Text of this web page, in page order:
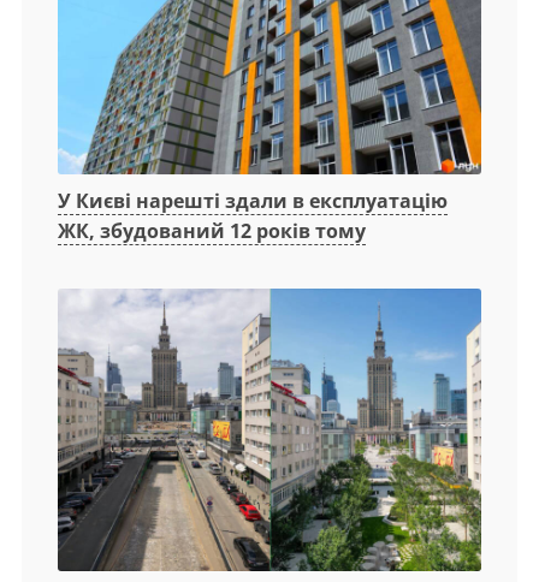
У Києві нарешті здали в експлуатацію
ЖК, збудований 12 років тому